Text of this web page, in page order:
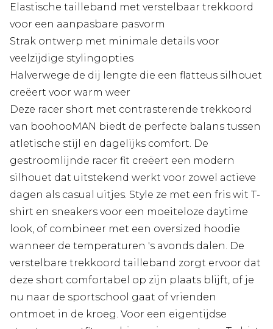
Elastische tailleband met verstelbaar trekkoord
voor een aanpasbare pasvorm
Strak ontwerp met minimale details voor
veelzijdige stylingopties
Halverwege de dij lengte die een flatteus silhouet
creëert voor warm weer
Deze racer short met contrasterende trekkoord
van boohooMAN biedt de perfecte balans tussen
atletische stijl en dagelijks comfort. De
gestroomlijnde racer fit creëert een modern
silhouet dat uitstekend werkt voor zowel actieve
dagen als casual uitjes. Style ze met een fris wit T-
shirt en sneakers voor een moeiteloze daytime
look, of combineer met een oversized hoodie
wanneer de temperaturen 's avonds dalen. De
verstelbare trekkoord tailleband zorgt ervoor dat
deze short comfortabel op zijn plaats blijft, of je
nu naar de sportschool gaat of vrienden
ontmoet in de kroeg. Voor een eigentijdse